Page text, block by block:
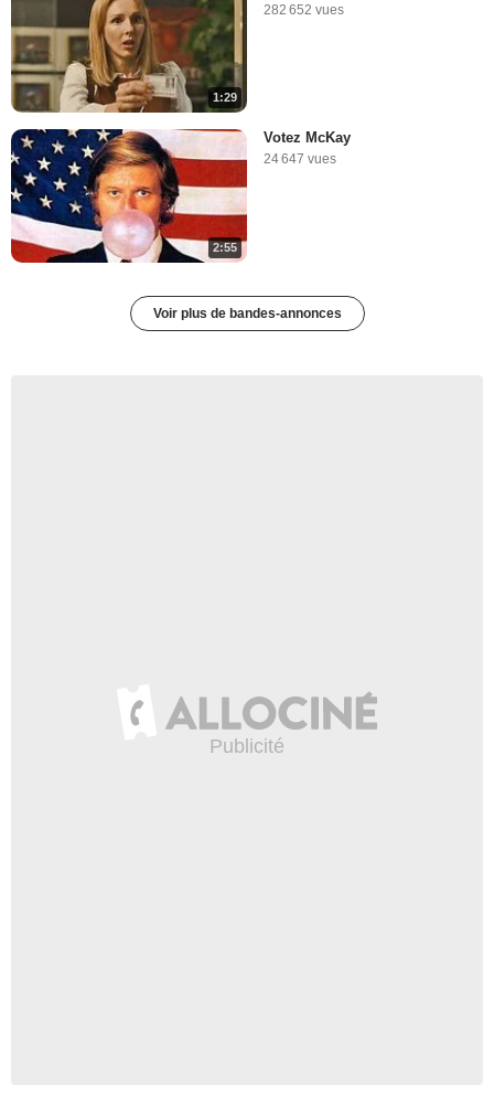
1:29
282 652 vues
2:55
Votez McKay
24 647 vues
Voir plus de bandes-annonces